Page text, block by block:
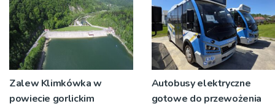
Zalew Klimkówka w
powiecie gorlickim
Autobusy elektryczne
gotowe do przewożenia